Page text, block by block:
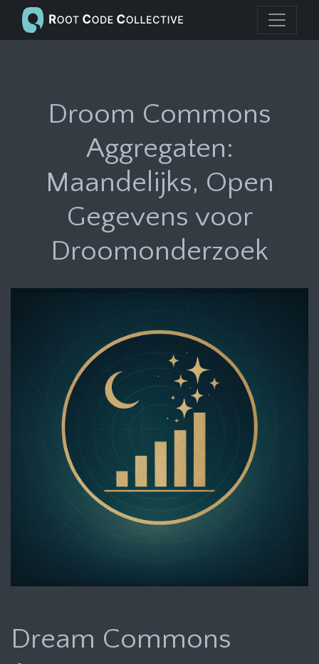
Droom Commons
Aggregaten:
Maandelijks, Open
Gegevens voor
Droomonderzoek
Dream Commons